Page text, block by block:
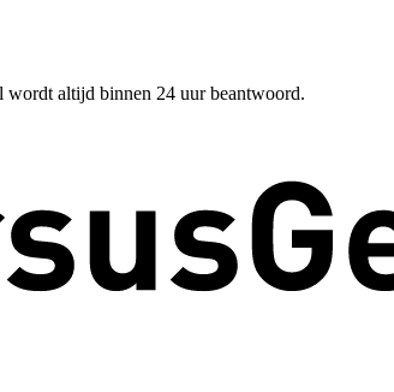
wordt altijd binnen 24 uur beantwoord.